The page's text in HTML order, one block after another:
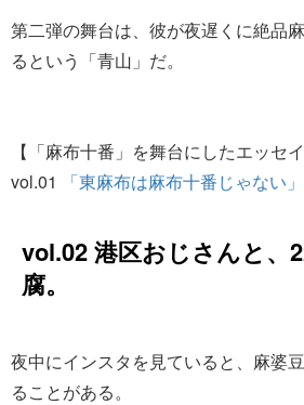
第二弾の舞台は、彼が夜遅くに絶品
るという「青山」だ。
【「麻布十番」を舞台にしたエッセ
vol.01
「東麻布は麻布十番じゃない」
vol.02 港区おじさんと、
腐。
夜中にインスタを見ていると、麻婆
ることがある。